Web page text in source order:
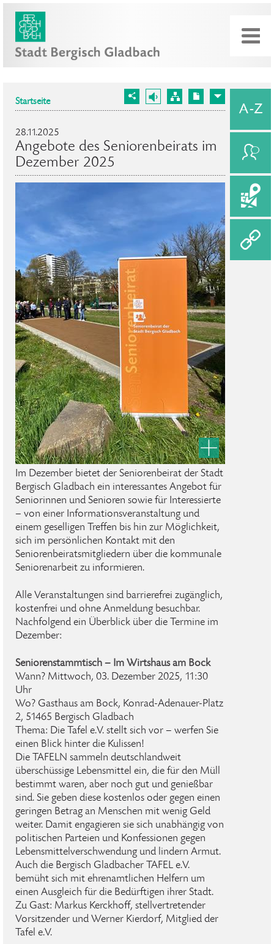
Startseite
28.11.2025
Angebote des Seniorenbeirats im
Dezember 2025
Im Dezember bietet der Seniorenbeirat der Stadt
Bergisch Gladbach ein interessantes Angebot für
Seniorinnen und Senioren sowie für Interessierte
– von einer Informationsveranstaltung und
einem geselligen Treffen bis hin zur Möglichkeit,
sich im persönlichen Kontakt mit den
Seniorenbeiratsmitgliedern über die kommunale
Seniorenarbeit zu informieren.
Alle Veranstaltungen sind barrierefrei zugänglich,
kostenfrei und ohne Anmeldung besuchbar.
Nachfolgend ein Überblick über die Termine im
Dezember:
Seniorenstammtisch – Im Wirtshaus am Bock
Wann? Mittwoch, 03. Dezember 2025, 11:30
Uhr
Wo? Gasthaus am Bock, Konrad-Adenauer-Platz
2, 51465 Bergisch Gladbach
Thema: Die Tafel e.V. stellt sich vor – werfen Sie
einen Blick hinter die Kulissen!
Die TAFELN sammeln deutschlandweit
überschüssige Lebensmittel ein, die für den Müll
bestimmt waren, aber noch gut und genießbar
sind. Sie geben diese kostenlos oder gegen einen
geringen Betrag an Menschen mit wenig Geld
weiter. Damit engagieren sie sich unabhängig von
politischen Parteien und Konfessionen gegen
Lebensmittelverschwendung und lindern Armut.
Auch die Bergisch Gladbacher TAFEL e.V.
bemüht sich mit ehrenamtlichen Helfern um
einen Ausgleich für die Bedürftigen ihrer Stadt.
Zu Gast: Markus Kerckhoff, stellvertretender
Vorsitzender und Werner Kierdorf, Mitglied der
Tafel e.V.